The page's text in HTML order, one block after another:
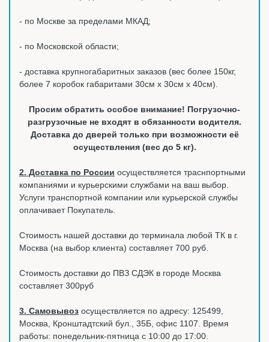
- по Москве за пределами МКАД;
- по Московской области;
- доставка крупногабаритных заказов (вес более 150кг,
более 7 коробок габаритами 30см х 30см х 40см).
Просим обратить особое внимание! Погрузочно-
разгрузочные не входят в обязанности водителя.
Доставка до дверей только при возможности её
осуществления (вес до 5 кг).
2. Доставка по России осуществляется траснпортными
компаниями и курьерскими службами на ваш выбор.
Услуги транспортной компании или курьерской службы
оплачивает Покупатель.
Стоимость нашей доставки до терминала любой ТК в г.
Москва (на выбор клиента) составляет 700 руб.
Стоимость доставки до ПВЗ СДЭК в городе Москва
составляет 300руб
3. Самовывоз осуществляется по адресу: 125499,
Москва, Кронштадтский бул., 35Б, офис 1107. Время
работы: понедельник-пятница с 10:00 до 17:00.